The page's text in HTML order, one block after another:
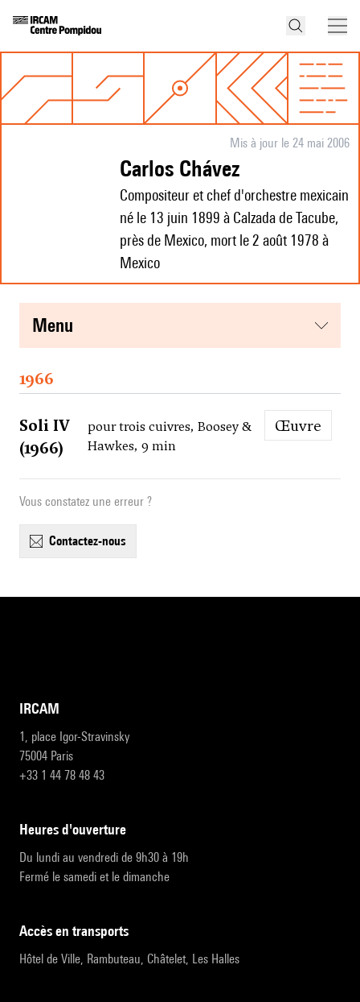
Mis à jour le 24 mai 2006
Carlos Chávez
Compositeur et chef d'orchestre mexicain
né le 13 juin 1899 à Calzada de Tacube,
près de Mexico, mort le 2 août 1978 à
Mexico
menu
1966
Soli IV
(1966)
pour trois cuivres, Boosey &
Hawkes, 9 min
Œuvre
Vous constatez une erreur ?
contactez-nous
IRCAM
1, place Igor-Stravinsky
75004 Paris
+33 1 44 78 48 43
heures d'ouverture
Du lundi au vendredi de 9h30 à 19h
Fermé le samedi et le dimanche
accès en transports
Hôtel de Ville, Rambuteau, Châtelet, Les Halles